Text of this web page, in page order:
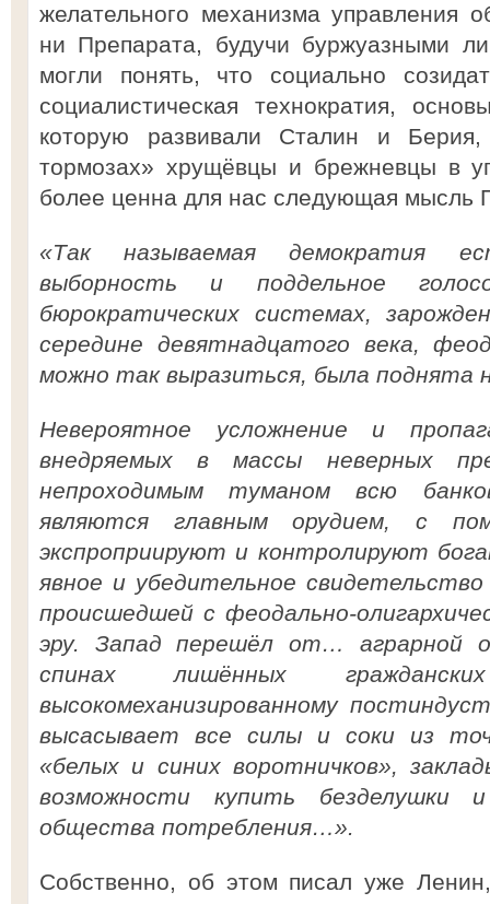
желательного механизма управления
ни Препарата, будучи буржуазными
могли понять, что социально
социалистическая технократия,
которую развивали Сталин и
тормозах» хрущёвцы и брежневцы в
более ценна для нас следующая мысль
«Так называемая демократия
выборность и поддельное
бюрократических системах,
середине девятнадцатого века,
можно так выразиться, была поднята
Невероятное усложнение и
внедряемых в массы неверных
непроходимым туманом всю
являются главным орудием, с
экспроприируют и контролируют
явное и убедительное
происшедшей с феодально-
эру. Запад перешёл от… аграрной
спинах лишённых
высокомеханизированному
высасывает все силы и соки из
«белых и синих воротничков»,
возможности купить безделушки
общества потребления…».
Собственно, об этом писал уже